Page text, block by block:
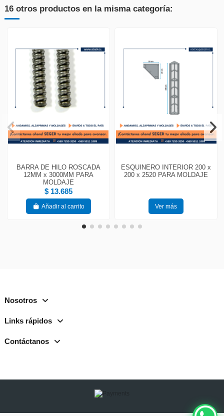
16 otros productos en la misma categoría:
BARRA DE HILO ROSCADA
12MM x 3000MM PARA
MOLDAJE
$ 13.685
Añadir al carrito
ESQUINERO INTERIOR 200 x
200 x 2520 PARA MOLDAJE
Ver más
Links rápidos
Contáctanos
Nosotros